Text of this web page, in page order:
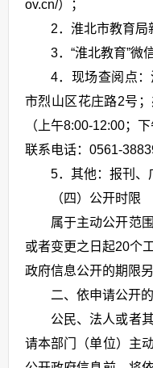
ov.cn/）；
2．淮北市教育局
3．“淮北教育”微
4．现场查阅点：
市烈山区花庄路2号
（上午8:00-12:00；
联系电话： 0561-
5．其他：报刊、
（四）公开时限
属于主动公开范
或者变更之日起20个
政府信息公开的期限
二、依申请公开
公民、法人或者
请本部门（单位）主